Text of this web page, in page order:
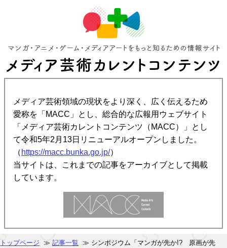
メディア芸術領域の現状をより深く、広く伝えるため
愛称を「MACC」とし、総合的な広報用ウェブサイト
「メディア芸術カレントコンテンツ（MACC）」とし
て令和5年2月13日リニューアルオープンしました。
（ https://macc.bunka.go.jp/）
当サイトは、これまでの記事をアーカイブとして掲載
しています。
トップページ ≫ 記事一覧 ≫ シンポジウム「マンガが先か!? 原画が先